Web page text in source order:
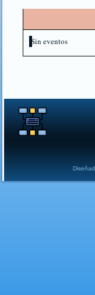
Sin eventos